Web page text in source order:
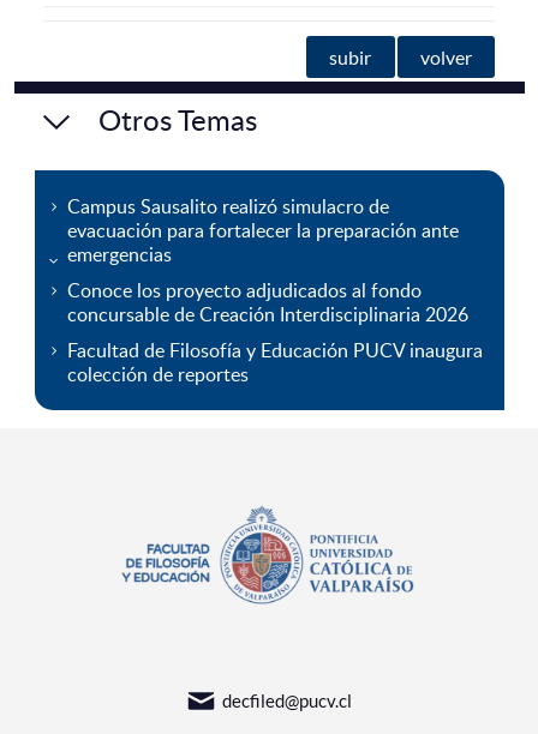
subir volver
Otros Temas
Campus Sausalito realizó simulacro de
evacuación para fortalecer la preparación ante
emergencias
Conoce los proyecto adjudicados al fondo
concursable de Creación Interdisciplinaria 2026
Facultad de Filosofía y Educación PUCV inaugura
colección de reportes
decfiled@pucv.cl